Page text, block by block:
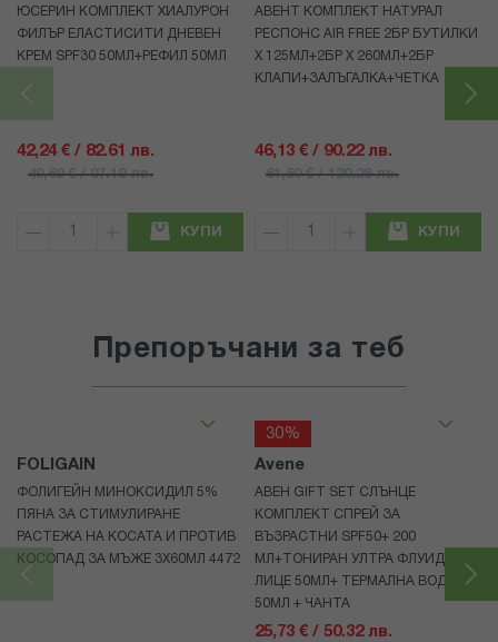
ЮСЕРИН КОМПЛЕКТ ХИАЛУРОН
ФИЛЪР ЕЛАСТИСИТИ ДНЕВЕН
КРЕМ SPF30 50МЛ+РЕФИЛ 50МЛ
42,24 € / 82.61 лв.
49,69 € / 97.19 лв.
КУПИ
АВЕНТ КОМПЛЕКТ НАТУРАЛ
РЕСПОНС AIR FREE 2БР БУТИЛКИ
Х 125МЛ+2БР Х 260МЛ+2БР
КЛАПИ+ЗАЛЪГАЛКА+ЧЕТКА
46,13 € / 90.22 лв.
61,50 € / 120.28 лв.
КУПИ
Препоръчани за теб
FOLIGAIN
ФОЛИГЕЙН МИНОКСИДИЛ 5%
ПЯНА ЗА СТИМУЛИРАНЕ
РАСТЕЖА НА КОСАТА И ПРОТИВ
КОСОПАД ЗА МЪЖЕ 3X60МЛ 4472
30%
Avene
АВЕН GIFT SET СЛЪНЦЕ
КОМПЛЕКТ СПРЕЙ ЗА
ВЪЗРАСТНИ SPF50+ 200
МЛ+ТОНИРАН УЛТРА ФЛУИД ЗА
ЛИЦЕ 50МЛ+ ТЕРМАЛНА ВОДА
50МЛ + ЧАНТА
25,73 € / 50.32 лв.